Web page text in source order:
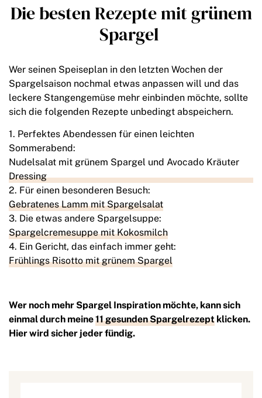
Die besten Rezepte mit grünem
Spargel
Wer seinen Speiseplan in den letzten Wochen der
Spargelsaison nochmal etwas anpassen will und das
leckere Stangengemüse mehr einbinden möchte, sollte
sich die folgenden Rezepte unbedingt abspeichern.
Perfektes Abendessen für einen leichten
Sommerabend:
Nudelsalat mit grünem Spargel und Avocado Kräuter
Dressing
Für einen besonderen Besuch:
Gebratenes Lamm mit Spargelsalat
Die etwas andere Spargelsuppe:
Spargelcremesuppe mit Kokosmilch
Ein Gericht, das einfach immer geht:
Frühlings Risotto mit grünem Spargel
Wer noch mehr Spargel Inspiration möchte, kann sich
einmal durch meine11 gesunden Spargelrezept klicken.
Hier wird sicher jeder fündig.